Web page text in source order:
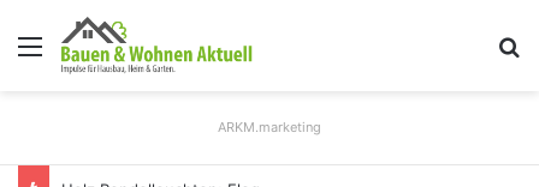
Menü
ARKM.marketing